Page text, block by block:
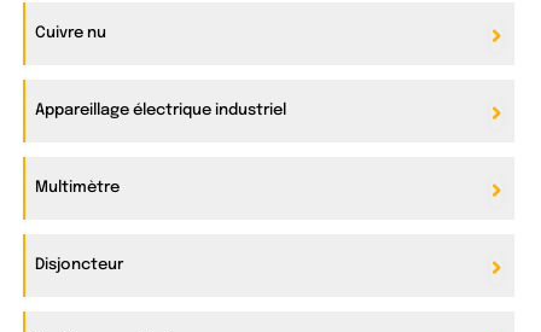
Cuivre nu
Appareillage électrique industriel
Multimètre
Disjoncteur